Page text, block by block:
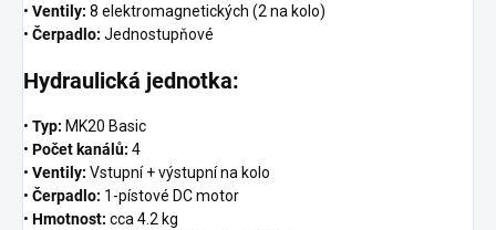
• Ventily: 8 elektromagnetických (2 na kolo)
• Čerpadlo: Jednostupňové
Hydraulická jednotka:
• Typ: MK20 Basic
• Počet kanálů: 4
• Ventily: Vstupní + výstupní na kolo
• Čerpadlo: 1-pístové DC motor
• Hmotnost: cca 4.2 kg